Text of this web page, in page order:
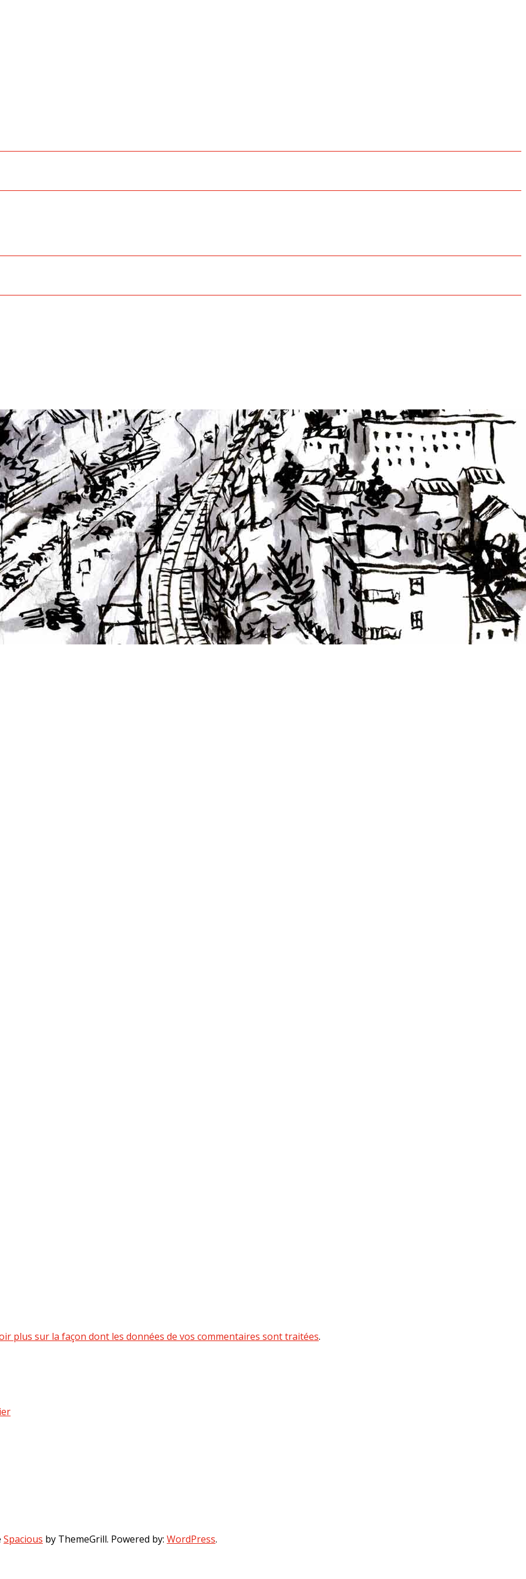
plus sur la façon dont les données de vos commentaires sont traitées.
Spacious by ThemeGrill. Powered by: WordPress.